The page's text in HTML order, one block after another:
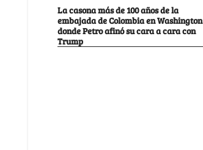
La casona más de 100 años de la
embajada de Colombia en Washington
donde Petro afinó su cara a cara con
Trump